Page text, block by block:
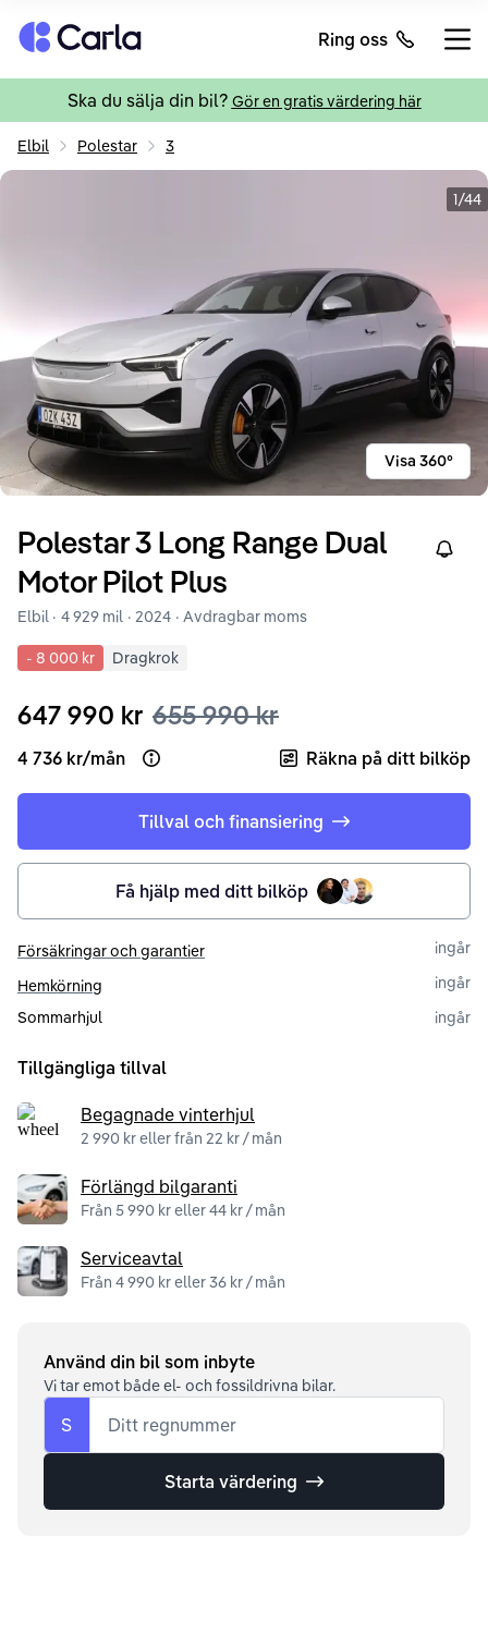
Tillbaka till startsidan Ring oss
Ska du sälja din bil? Gör en gratis värdering här
Elbil Polestar 3
1/44
Visa 360°
Polestar3 Long Range Dual
Motor Pilot Plus
Right
Elbil · 4 929 mil · 2024 · Avdragbar moms
- 8 000 kr Dragkrok
647 990 kr 655 990 kr
4 736 kr/mån Open loan example Räkna på ditt bilköp
Tillval och finansiering
Få hjälp med ditt bilköp
Försäkringar och garantier
ingår
Hemkörning
ingår
Sommarhjul
ingår
Tillgängliga tillval
Begagnade vinterhjul
2 990 kr eller från 22 kr / mån
Förlängd bilgaranti
Från 5 990 kr eller 44 kr / mån
Serviceavtal
Från 4 990 kr eller 36 kr / mån
Använd din bil som inbyte
Vi tar emot både el- och fossildrivna bilar.
S Ditt regnummer
Starta värdering